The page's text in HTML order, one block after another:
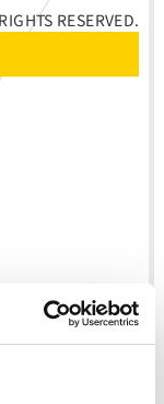
RESERVED.